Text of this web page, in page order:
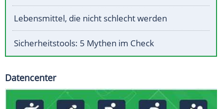
Lebensmittel, die nicht schlecht werden
Sicherheitstools: 5 Mythen im Check
Datencenter